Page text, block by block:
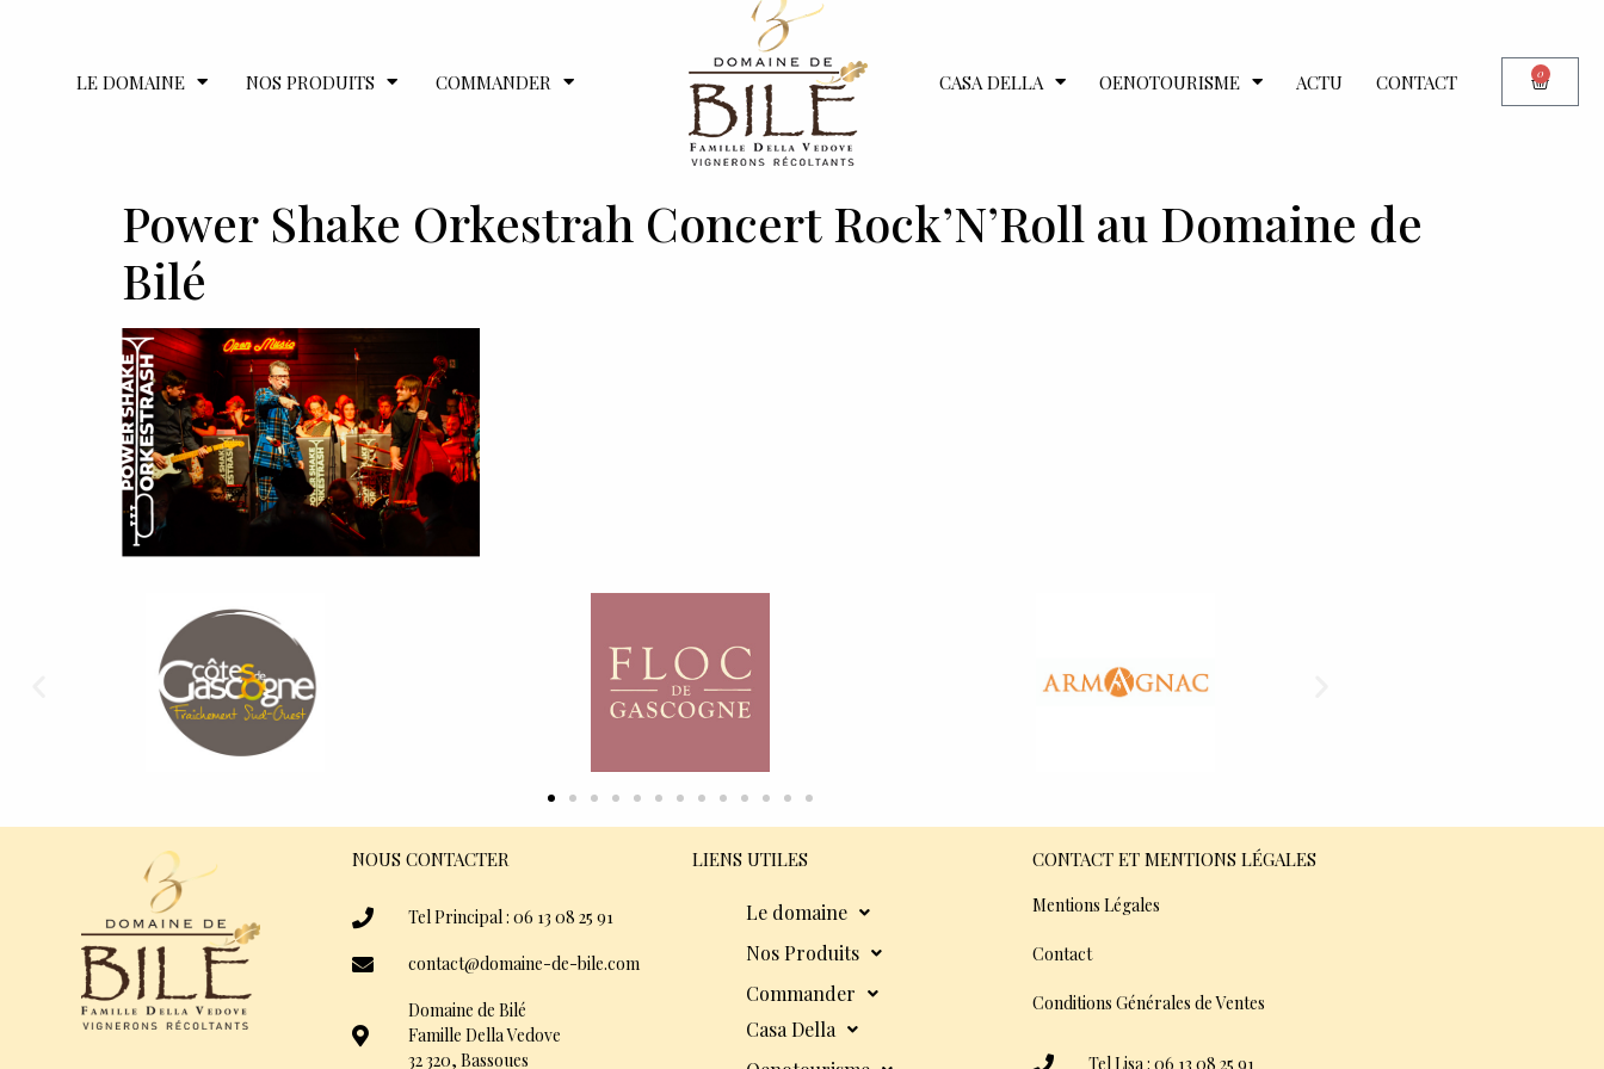
LE DOMAINE NOS PRODUITS COMMANDER CASA DELLA OENOTOURISME ACTU CONTACT 0
Power Shake Orkestrah Concert Rock’N’Roll au Domaine de
Bilé
NOUS CONTACTER
Tel Principal : 06 13 08 25 91
contact@domaine-de-bile.com
Domaine de Bilé
Famille Della Vedove
32 320, Bassoues
LIENS UTILES
Le domaine
Nos Produits
Commander
Casa Della
CONTACT ET MENTIONS LÉGALES
Mentions Légales
Contact
Conditions Générales de Ventes
Tel Lisa : 06 13 08 25 91